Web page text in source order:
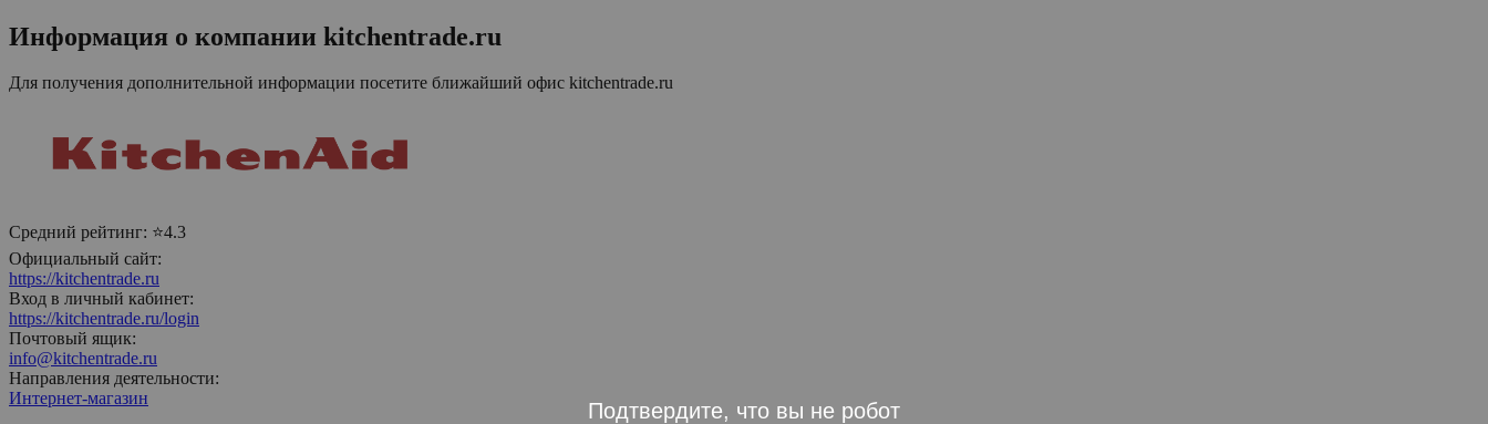
Информация о компании kitchentrade.ru
Для получения дополнительной информации посетите ближайший офис kitchentrade.ru
Средний рейтинг: ⭐4.3
Официальный сайт:
https://kitchentrade.ru
Вход в личный кабинет:
https://kitchentrade.ru/login
Почтовый ящик:
info@kitchentrade.ru
Направления деятельности:
Интернет-магазин
Подтвердите, что вы не робот